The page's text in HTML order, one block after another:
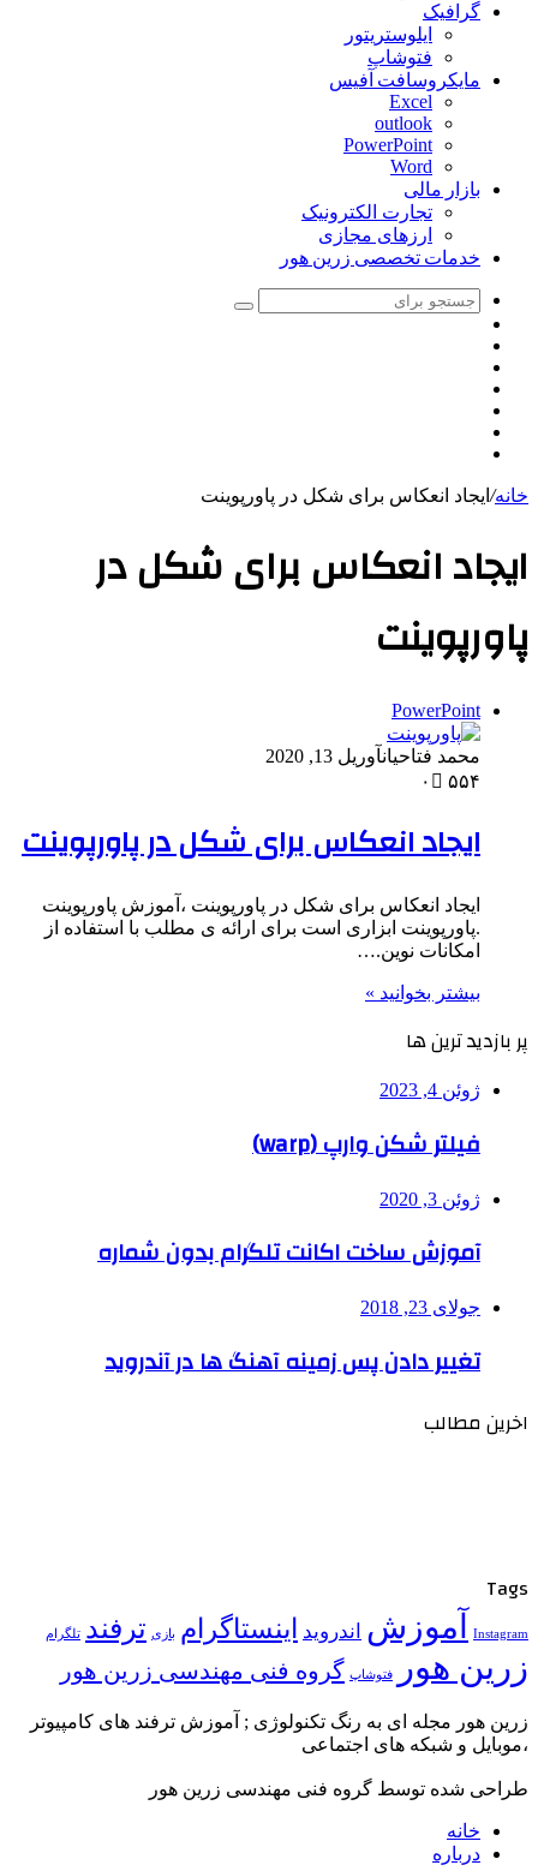
گرافیک
ایلوستریتور
فتوشاپ
مایکروسافت آفیس
Excel
outlook
PowerPoint
Word
بازار مالی
تجارت الکترونیک
ارزهای مجازی
خدمات تخصصی زرین هور
جستجو
خانه/ ایجاد انعکاس برای شکل در پاورپوینت
ایجاد انعکاس برای شکل در
پاورپوینت
PowerPoint
محمد فتاحیانآوریل 13, 2020
۰
۵۵۴
ایجاد انعکاس برای شکل در پاورپوینت
ایجاد انعکاس برای شکل در پاورپوینت ،آموزش پاورپوینت
.پاورپوینت ابزاری است برای ارائه ی مطلب با استفاده از
امکانات نوین.…
بیشتر بخوانید »
پر بازدید ترین ها
ژوئن 4, 2023
فیلتر شکن وارپ (warp)
ژوئن 3, 2020
آموزش ساخت اکانت تلگرام بدون شماره
جولای 23, 2018
تغییر دادن پس زمینه آهنگ ها در آندروید
اخرین مطالب
Tags
Instagram آموزش اندروید اینستاگرام بازی ترفند تلگرام
زرین هور فتوشاپ گروه فنی مهندسی زرین هور
زرین هور مجله ای به رنگ تکنولوژی ; آموزش ترفند های کامپیوتر
،موبایل و شبکه های اجتماعی
طراحی شده توسط گروه فنی مهندسی زرین هور
خانه
درباره